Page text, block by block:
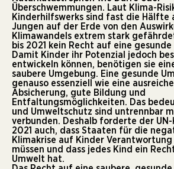
Überschwemmungen. Laut Klima-
Kinderhilfswerks sind fast die Hälfte
Jungen auf der Erde von den
Klimawandels extrem stark
bis 2021 kein Recht auf eine
Damit Kinder ihr Potenzial jedoch
entwickeln können, benötigen sie
saubere Umgebung. Eine gesunde
genauso essenziell wie eine
Absicherung, gute Bildung und
Entfaltungsmöglichkeiten. Das
und Umweltschutz sind untrennbar
verbunden. Deshalb forderte der
2021 auch, dass Staaten für die
Klimakrise auf Kinder Verantwortung
müssen und dass jedes Kind ein
Umwelt hat.